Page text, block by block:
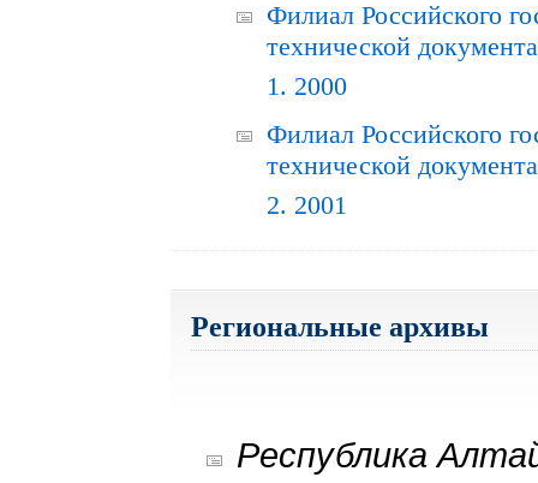
Филиал Российского
технической
1. 2000
Филиал Российского
технической
2. 2001
Региональные архивы
Республика